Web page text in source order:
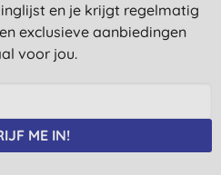
en je krijgt regelmatig
exclusieve aanbiedingen
voor jou.
ME IN!